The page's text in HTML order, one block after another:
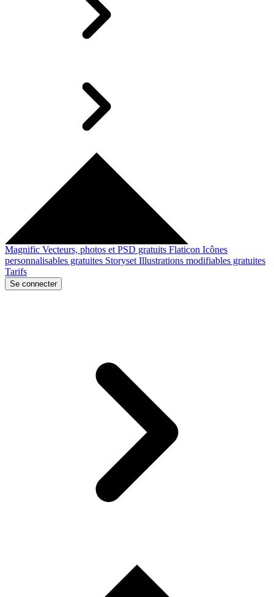
Magnific Vecteurs, photos et PSD gratuits Flaticon Icônes
personnalisables gratuites Storyset Illustrations modifiables gratuites
Tarifs
Se connecter